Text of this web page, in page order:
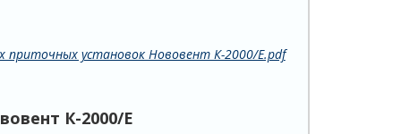
приточных установок Нововент К-2000/E.pdf
К-2000/E